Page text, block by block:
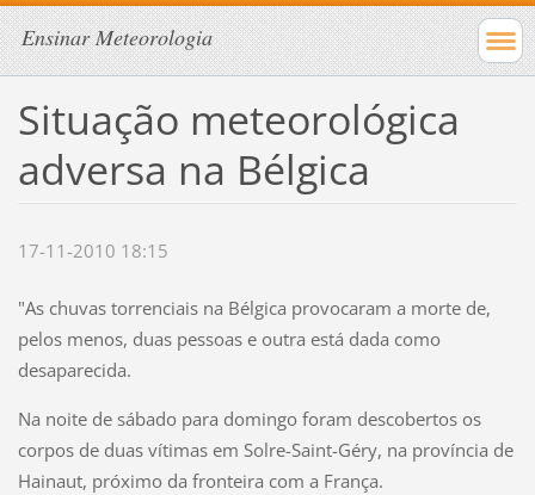
Ensinar Meteorologia
Situação meteorológica
adversa na Bélgica
17-11-2010 18:15
"As chuvas torrenciais na Bélgica provocaram a morte de,
pelos menos, duas pessoas e outra está dada como
desaparecida.
Na noite de sábado para domingo foram descobertos os
corpos de duas vítimas em Solre-Saint-Géry, na província de
Hainaut, próximo da fronteira com a França.